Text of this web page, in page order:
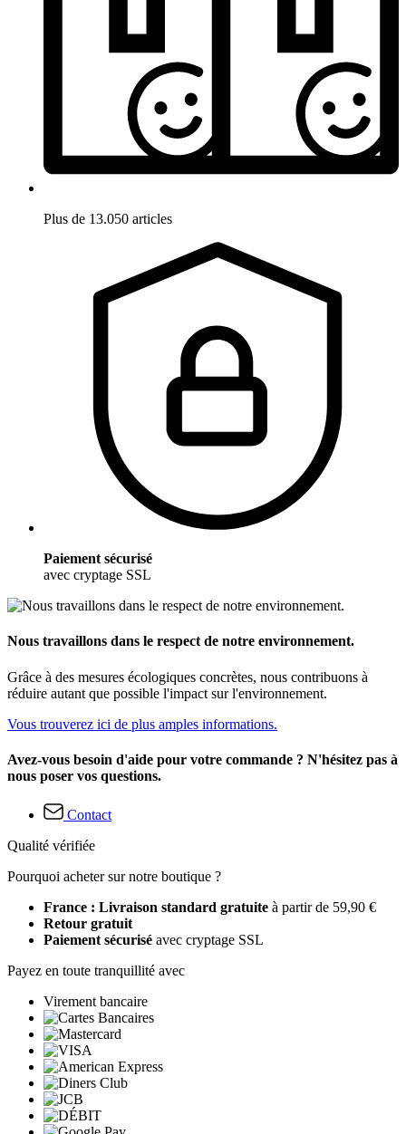
Plus de 13.050 articles
Paiement sécurisé
avec cryptage SSL
Nous travaillons dans le respect de notre environnement.
Grâce à des mesures écologiques concrètes, nous contribuons à
réduire autant que possible l'impact sur l'environnement.
Vous trouverez ici de plus amples informations.
Avez-vous besoin d'aide pour votre commande ? N'hésitez pas à
nous poser vos questions.
Contact
Qualité vérifiée
Pourquoi acheter sur notre boutique ?
France : Livraison standard gratuite à partir de 59,90 €
Retour gratuit
Paiement sécurisé avec cryptage SSL
Payez en toute tranquillité avec
Virement bancaire